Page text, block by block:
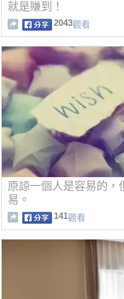
就是賺到！
2043觀看
原諒一個人是容易的，
易。
141觀看